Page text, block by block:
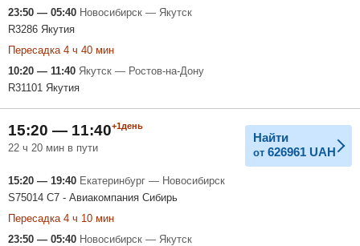
23:50 — 05:40 Новосибирск — Якутск
R3286 Якутия
Пересадка 4 ч 40 мин
10:20 — 11:40 Якутск — Ростов-на-Дону
R31101 Якутия
15:20 — 11:40+1день
22 ч 20 мин в пути
Найти
от 626961 UAH
15:20 — 19:40 Екатеринбург — Новосибирск
S75014 С7 - Авиакомпания Сибирь
Пересадка 4 ч 10 мин
23:50 — 05:40 Новосибирск — Якутск